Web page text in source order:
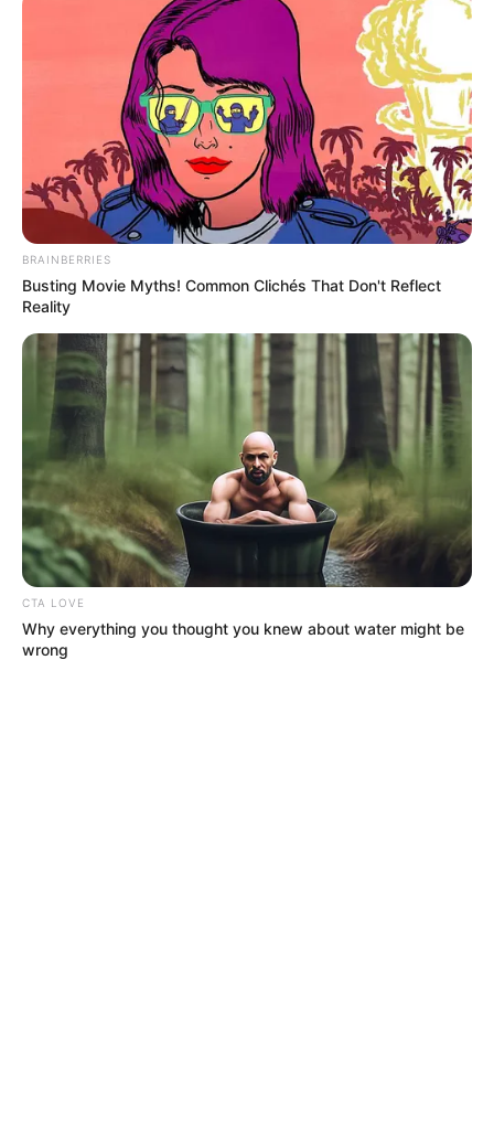
BRAINBERRIES
Busting Movie Myths! Common Clichés That Don't Reflect
Reality
CTA LOVE
Why everything you thought you knew about water might be
wrong